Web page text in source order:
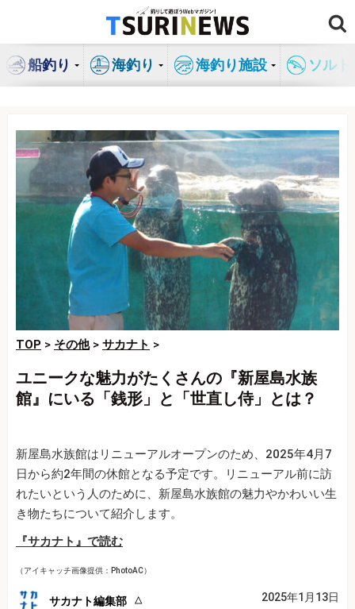
ン
船釣り 海釣り 海釣り施設 ソル
TOP > その他> サカナト >
ユニークな魅力がたくさんの『新屋島水族
館』にいる「銭形」と「世直し侍」とは？
新屋島水族館はリニューアルオープンのため、2025年4月7
日から約2年間の休館となる予定です。リニューアル前に訪
れたいという人のために、新屋島水族館の魅力やかわいい生
き物たちについて紹介します。
『サカナト』で読む
（アイキャッチ画像提供：PhotoAC）
サカナト編集部 2025年1月13日